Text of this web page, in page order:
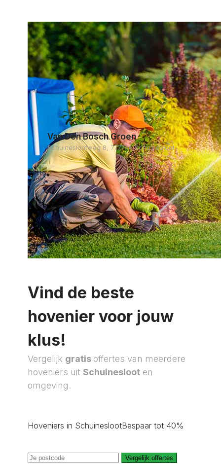
Van Den Bosch Groen
Schuineslootweg 8, 7777RA Schuinesloot
Vind de beste
hovenier voor jouw
klus!
Vergelijk gratis offertes van meerdere
hoveniers uit Schuinesloot en
omgeving.
Hoveniers in SchuineslootBespaar tot 40%
Vergelijk offertes